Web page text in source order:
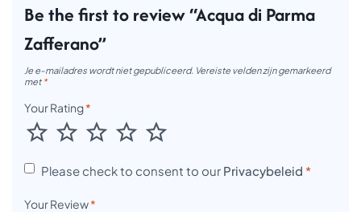
Be the first to review “Acqua di Parma
Zafferano”
Je e-mailadres wordt niet gepubliceerd. Vereiste velden zijn gemarkeerd
met *
Your Rating*
Please check to consent to our Privacybeleid *
Your Review*